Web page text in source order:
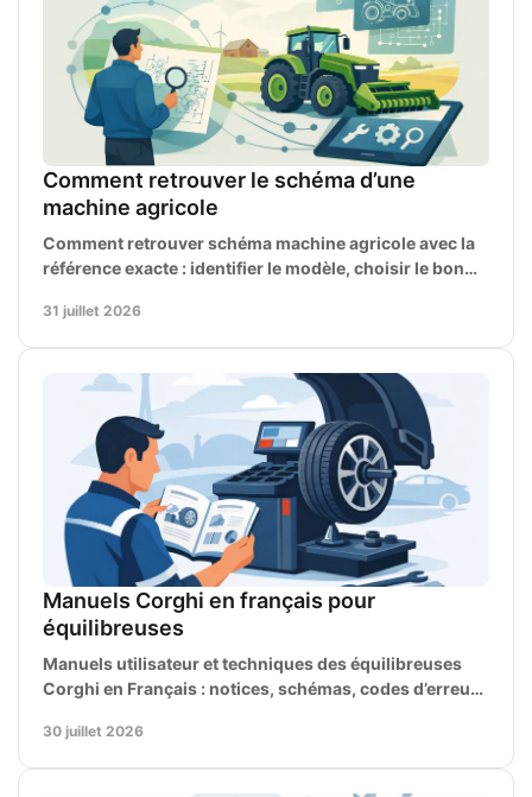
Comment retrouver le schéma d’une
machine agricole
Comment retrouver schéma machine agricole avec la
référence exacte : identifier le modèle, choisir le bon
31 juillet 2026
Manuels Corghi en français pour
équilibreuses
Manuels utilisateur et techniques des équilibreuses
Corghi en Français : notices, schémas, codes d’erreur
30 juillet 2026